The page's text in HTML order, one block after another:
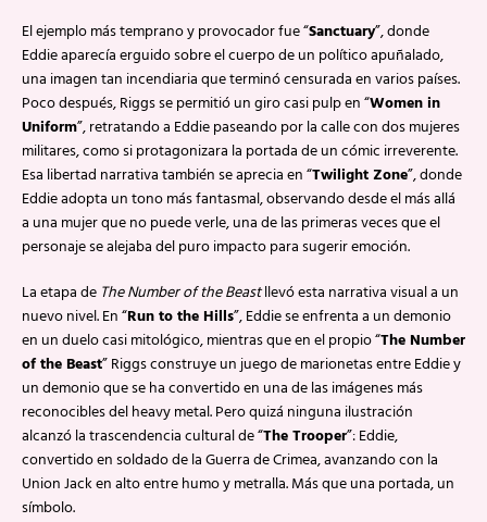
El ejemplo más temprano y provocador fue “Sanctuary”, donde
Eddie aparecía erguido sobre el cuerpo de un político apuñalado,
una imagen tan incendiaria que terminó censurada en varios países.
Poco después, Riggs se permitió un giro casi pulp en “Women in
Uniform”, retratando a Eddie paseando por la calle con dos mujeres
militares, como si protagonizara la portada de un cómic irreverente.
Esa libertad narrativa también se aprecia en “Twilight Zone”, donde
Eddie adopta un tono más fantasmal, observando desde el más allá
a una mujer que no puede verle, una de las primeras veces que el
personaje se alejaba del puro impacto para sugerir emoción.
La etapa de The Number of the Beastllevó esta narrativa visual a un
nuevo nivel. En “Run to the Hills”, Eddie se enfrenta a un demonio
en un duelo casi mitológico, mientras que en el propio “The Number
of the Beast” Riggs construye un juego de marionetas entre Eddie y
un demonio que se ha convertido en una de las imágenes más
reconocibles del heavy metal. Pero quizá ninguna ilustración
alcanzó la trascendencia cultural de “The Trooper”: Eddie,
convertido en soldado de la Guerra de Crimea, avanzando con la
Union Jack en alto entre humo y metralla. Más que una portada, un
símbolo.